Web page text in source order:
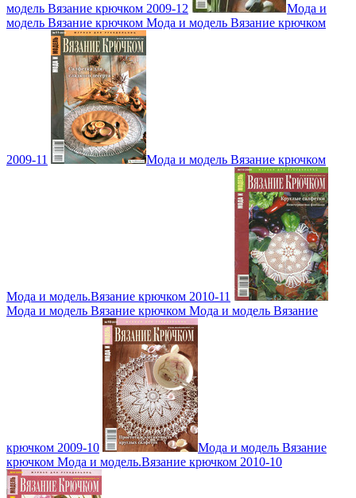
модель Вязание крючком 2009-12
Мода и
модель Вязание крючком Мода и модель Вязание крючком
2009-11 Мода и модель Вязание крючком
Мода и модель.Вязание крючком 2010-11
Мода и модель Вязание крючком Мода и модель Вязание
крючком 2009-10
Мода и модель Вязание
крючком Мода и модель.Вязание крючком 2010-10